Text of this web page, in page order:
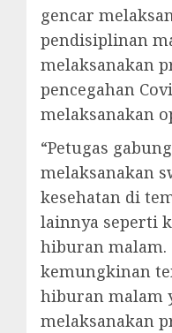
gencar
pendisiplinan
melaksanakan
pencegahan
melaksanakan
“Petugas
melaksanakan
kesehatan di
lainnya seperti
hiburan
kemungkinan
hiburan malam
melaksanakan